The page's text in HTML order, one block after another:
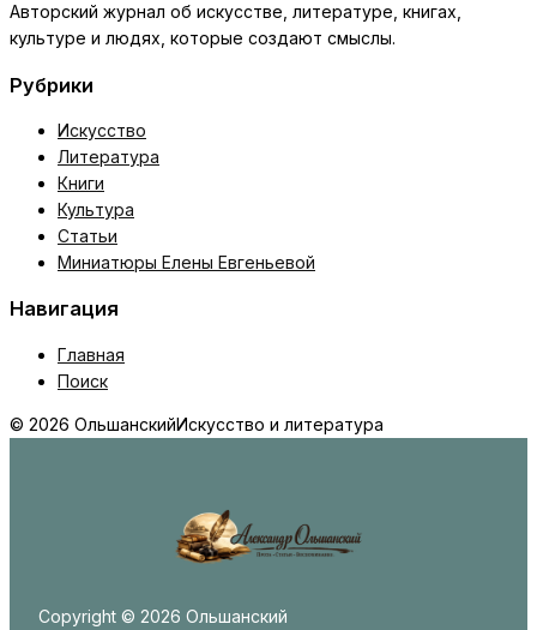
Авторский журнал об искусстве, литературе, книгах,
культуре и людях, которые создают смыслы.
Рубрики
Искусство
Литература
Книги
Культура
Статьи
Миниатюры Елены Евгеньевой
Навигация
Главная
Поиск
© 2026 ОльшанскийИскусство и литература
Copyright © 2026 Ольшанский